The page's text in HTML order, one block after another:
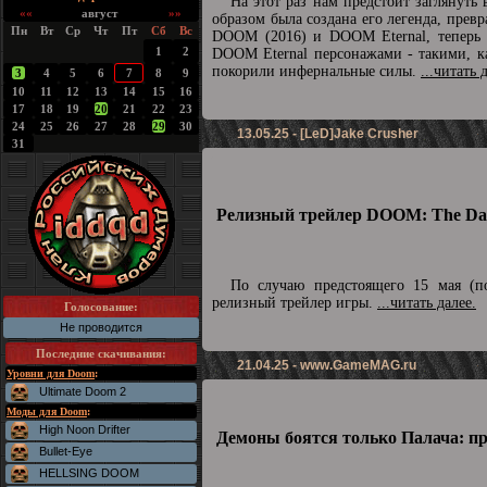
««
август
»»
Пн
Вт Ср Чт Пт Сб
Вс
1
2
3
4 5 6 7 8
9
10
11 12 13 14 15
16
17
18 19 20 21 22
23
24
25 26 27 28 29
30
31
Голосование:
Не проводится
Последние скачивания:
Уровни для Doom:
Ultimate Doom 2
Моды для Doom:
High Noon Drifter
Bullet-Eye
HELLSING DOOM
образом была создана его легенда,
DOOM (2016) и DOOM Eternal, теперь
DOOM Eternal персонажами - такими,
покорили инфернальные силы. ...читать
13.05.25 - [LeD]Jake Crusher
Релизный трейлер DOOM: The
По случаю предстоящего 15 мая
релизный трейлер игры. ...читать далее.
21.04.25 -www.GameMAG.ru
Демоны боятся только Палача: